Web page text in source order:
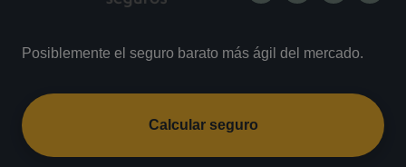
Posiblemente el seguro barato más ágil del mercado.
Calcular seguro